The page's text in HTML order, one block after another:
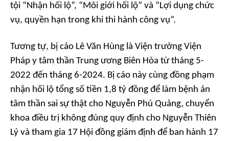
tội “Nhận hối lộ”, “Môi giới hối lộ” và “Lợi dụng chức
vụ, quyền hạn trong khi thi hành công vụ”.
Tương tự, bị cáo Lê Văn Hùng là Viện trưởng Viện
Pháp y tâm thần Trung ương Biên Hòa từ tháng 5-
2022 đến tháng 6-2024. Bị cáo này cùng đồng phạm
nhận hối lộ tổng số tiền 1,8 tỷ đồng để làm bệnh án
tâm thần sai sự thật cho Nguyễn Phú Quảng, chuyển
khoa điều trị không đúng quy định cho Nguyễn Thiên
Lý và tham gia 17 Hội đồng giám định để ban hành 17